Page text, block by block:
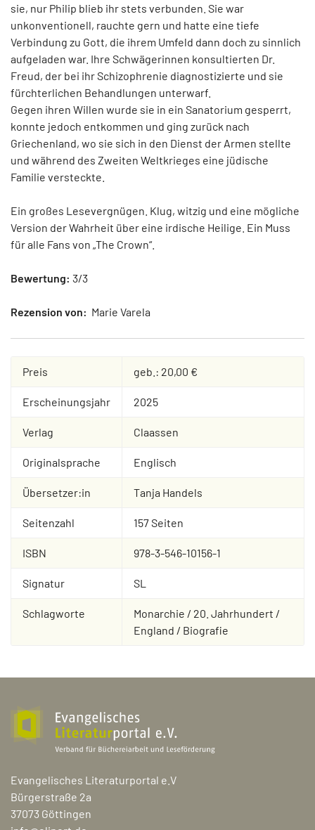
sie, nur Philip blieb ihr stets verbunden. Sie war
unkonventionell, rauchte gern und hatte eine tiefe
Verbindung zu Gott, die ihrem Umfeld dann doch zu sinnlich
aufgeladen war. Ihre Schwägerinnen konsultierten Dr.
Freud, der bei ihr Schizophrenie diagnostizierte und sie
fürchterlichen Behandlungen unterwarf.
Gegen ihren Willen wurde sie in ein Sanatorium gesperrt,
konnte jedoch entkommen und ging zurück nach
Griechenland, wo sie sich in den Dienst der Armen stellte
und während des Zweiten Weltkrieges eine jüdische
Familie versteckte.
Ein großes Lesevergnügen. Klug, witzig und eine mögliche
Version der Wahrheit über eine irdische Heilige. Ein Muss
für alle Fans von „The Crown“.
Bewertung: 3/3
Rezension von: Marie Varela
Preis geb.: 20,00 €
Erscheinungsjahr 2025
Verlag Claassen
Originalsprache Englisch
Übersetzer:in Tanja Handels
Seitenzahl 157 Seiten
ISBN 978-3-546-10156-1
Signatur SL
Schlagworte
Monarchie / 20. Jahrhundert /
England / Biografie
Evangelisches Literaturportal e.V
Bürgerstraße 2a
37073 Göttingen